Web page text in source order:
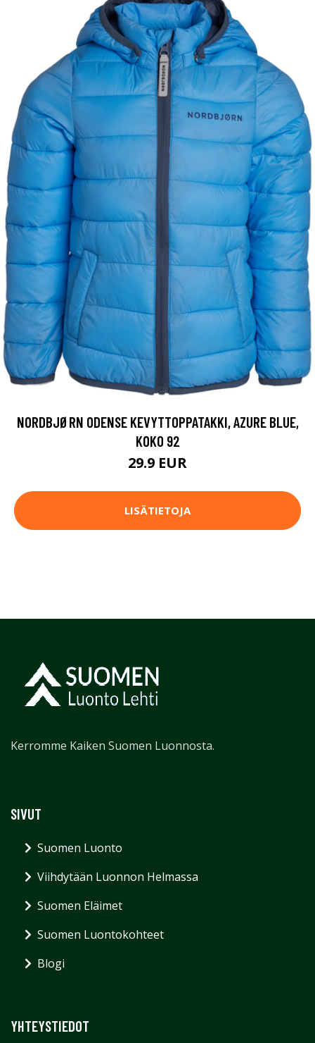
NORDBJØRN ODENSE KEVYTTOPPATAKKI, AZURE BLUE,
KOKO 92
29.9 EUR
LISÄTIETOJA
Kerromme Kaiken Suomen Luonnosta.
SIVUT
Suomen Luonto
Viihdytään Luonnon Helmassa
Suomen Eläimet
Suomen Luontokohteet
Blogi
YHTEYSTIEDOT